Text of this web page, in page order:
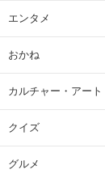
エンタメ
おかね
カルチャー・アート
クイズ
グルメ